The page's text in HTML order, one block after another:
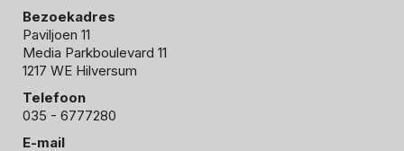
Bezoekadres
Paviljoen 11
Media Parkboulevard 11
1217 WE Hilversum
Telefoon
035 - 6777280
E-mail